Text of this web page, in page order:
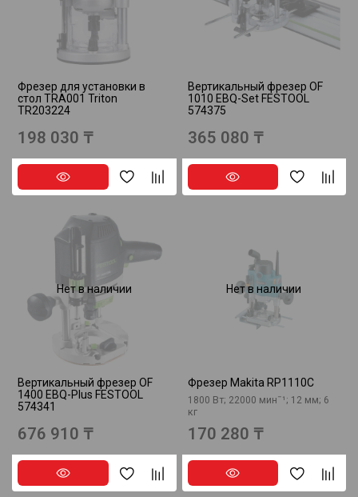
Фрезер для установки в
стол TRA001 Triton
TR203224
198 030 ₸
Вертикальный фрезер OF
1010 EBQ-Set FESTOOL
574375
365 080 ₸
Нет в наличии
Вертикальный фрезер OF
1400 EBQ-Plus FESTOOL
574341
676 910 ₸
Нет в наличии
Фрезер Makita RP1110C
1800 Вт; 22000 минˉ¹; 12 мм; 6
кг
170 280 ₸